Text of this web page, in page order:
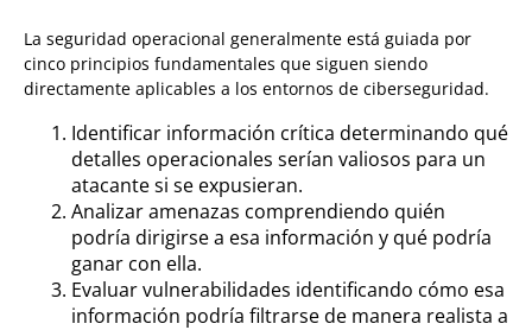
La seguridad operacional generalmente está guiada por
cinco principios fundamentales que siguen siendo
directamente aplicables a los entornos de ciberseguridad.
Identificar información crítica determinando qué
detalles operacionales serían valiosos para un
atacante si se expusieran.
Analizar amenazas comprendiendo quién
podría dirigirse a esa información y qué podría
ganar con ella.
Evaluar vulnerabilidades identificando cómo esa
información podría filtrarse de manera realista a